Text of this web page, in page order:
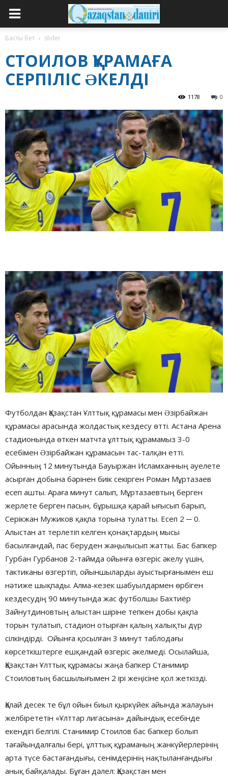
Басты бет slider
СТОИЛОВ ҚҰРАМАҒА
СЕРПІЛІС ƏКЕЛДІ
0
1178
Футболдан Қазақстан Ұлттық құрамасы мен Əзірбайжан
құрамасы арасында жолдастық кездесу өтті. Астана Арена
стадионында өткен матчта ұлттық құрамамыз 3-0
есебімен Əзірбайжан құрамасын тас-талқан етті.
Ойынның 12 минутында Бауыржан Исламханның əуелете
асырған добына бəрінен биік секірген Роман Мұртазаев
есеп ашты. Араға минут салып, Мұртазаевтың берген
жерлете берген пасын, бұрышқа қарай ығысып барып,
Серікжан Мужиков қақпа торына тулатты. Есеп 2 ─ 0.
Алыстан ат терлетіп келген қонақтардың мысы
басылғандай, пас беруден жаңылысып жатты. Бас бапкер
Гурбан Гурбанов 2-таймда ойынға өзгеріс əкелу үшін,
тактиканы өзгертіп, ойыншыларды ауыстырғанымен еш
нəтиже шықпады. Алма-кезек шабуылдармен өрбіген
кездесудің 90 минутында жас футболшы Бахтиёр
Зайнутдиновтың алыстан шіріне тепкен добы қақпа
торын тулатып, стадион отырған қалың халықты дүр
сілкіндірді. Ойынға қосылған 3 минут таблодағы
көрсеткіштерге ешқандай өзгеріс əкелмеді. Осылайша,
Қазақстан Ұлттық құрамасы жаңа бапкер Станимир
Стоиловтың басшылығымен 2 ірі жеңісіне қол жеткізді.
Қалай десек те бұл ойын биыл қыркүйек айында жалауын
желбірететін «Ұлттар лигасына» дайындық есебінде
екендігі белгілі. Станимир Стоилов бас бапкер болып
тағайындалғалы бері, ұлттық құраманың жанкүйерлерінің
арта түсе бастағандығы, сенімдерінің нақтыланғандығы
анық байқалады. Бұған дəлел: Қазақстан мен